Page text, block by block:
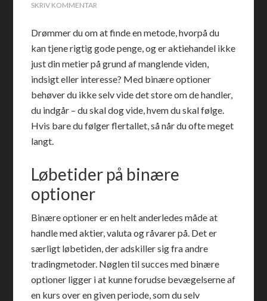
SKRIV KOMMENTAR
Drømmer du om at finde en metode, hvorpå du
kan tjene rigtig gode penge, og er aktiehandel ikke
just din metier på grund af manglende viden,
indsigt eller interesse? Med binære optioner
behøver du ikke selv vide det store om de handler,
du indgår – du skal dog vide, hvem du skal følge.
Hvis bare du følger flertallet, så når du ofte meget
langt.
Løbetider på binære
optioner
Binære optioner er en helt anderledes måde at
handle med aktier, valuta og råvarer på. Det er
særligt løbetiden, der adskiller sig fra andre
tradingmetoder. Nøglen til succes med binære
optioner ligger i at kunne forudse bevægelserne af
en kurs over en given periode, som du selv